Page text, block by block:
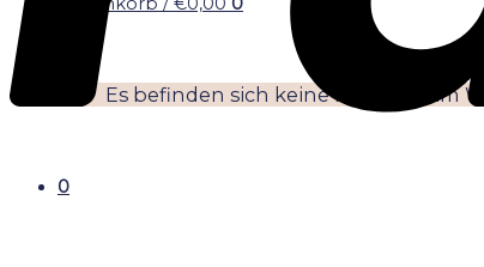
Es befinden sich keine Produkte im
0